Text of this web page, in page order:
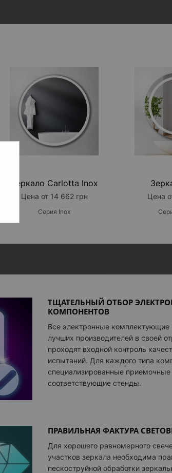
СМАРТ ПАНЕЛЬ
Смарт панель
Смарт панель Bluetooth
ДРУГИЕ ОПЦИИ
Армирование пленкой
Доработка светового логотипа
Зеркало Carlotta Inox
Цена от 14 662 грн
Серия Inox
Цена
ТЩАТЕЛЬНЫЙ ОТБОР
КОМПОНЕНТОВ
Все электронные комплектующие
лучших производителей в своей
проходят входной контроль
испытаний. Для каждого типа
специализированные приемочные
соответствующие стенды.
ПРАВИЛЬНАЯ ФАКТУРА
Для хорошего равномерного
участков зеркала необходима
пескоструйной обработки